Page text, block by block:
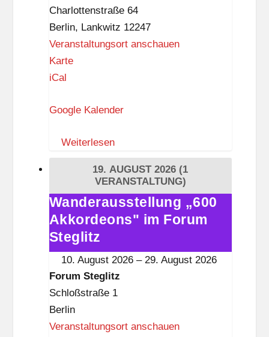
Charlottenstraße 64
Berlin, Lankwitz 12247
Veranstaltungsort anschauen
KarteR
s
a
a
e
a
n
k
w
i
t
z
iCal
Google Kalender
Weiterlesen
19. AUGUST 2026 (1
VERANSTALTUNG)
Wanderausstellung
„600
Akkordeons"
im
Wanderausstellung „600
Akkordeons" im Forum
Steglitz
10. August 2026 – 29. August 2026
Forum Steglitz
Schloßstraße 1
Berlin
Veranstaltungsort anschauen